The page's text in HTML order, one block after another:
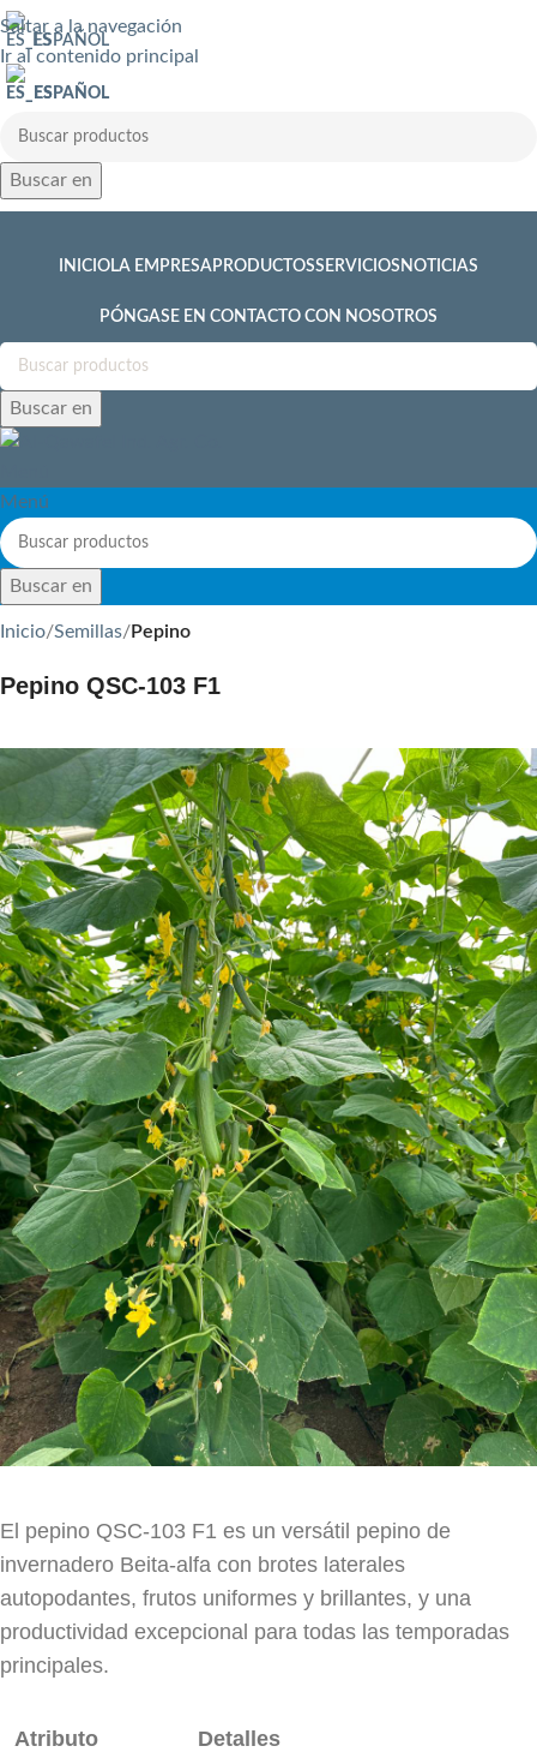
Saltar a la navegación
Ir al contenido principal
ESPAÑOL
ESPAÑOL
Buscar en
INICIO LA EMPRESA PRODUCTOSSERVICIOS NOTICIAS
PÓNGASE EN CONTACTO CON NOSOTROS
Buscar en
Menú
Buscar en
Inicio Semillas Pepino
Pepino QSC-103 F1
El pepino QSC-103 F1 es un versátil pepino de
invernadero Beita-alfa con brotes laterales
autopodantes, frutos uniformes y brillantes, y una
productividad excepcional para todas las temporadas
principales.
Atributo Detalles